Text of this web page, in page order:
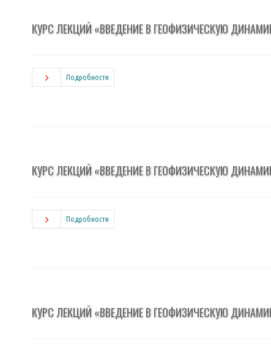
КУРС ЛЕКЦИЙ «ВВЕДЕНИЕ В ГЕОФИЗИЧЕСКУЮ
Подробности
КУРС ЛЕКЦИЙ «ВВЕДЕНИЕ В ГЕОФИЗИЧЕСКУЮ
Подробности
КУРС ЛЕКЦИЙ «ВВЕДЕНИЕ В ГЕОФИЗИЧЕСКУЮ